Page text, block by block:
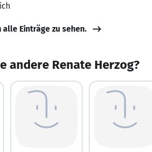
alle Einträge zu sehen.
andere Renate Herzog?